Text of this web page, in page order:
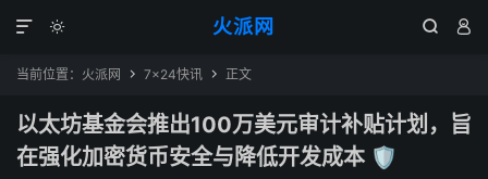
火派网
  

当前位置： 火派网  7×24快讯  正文
以太坊基金会推出100万美元审计补贴计划，旨
在强化加密货币安全与降低开发成本 🛡️